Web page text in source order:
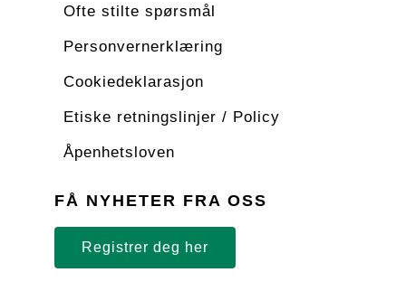
Ofte stilte spørsmål
Personvernerklæring
Cookiedeklarasjon
Etiske retningslinjer / Policy
Åpenhetsloven
FÅ NYHETER FRA OSS
Registrer deg her